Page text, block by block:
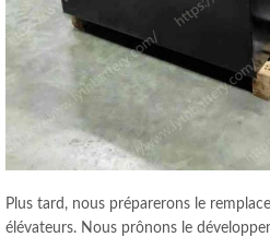
Plus tard, nous préparerons le
élévateurs. Nous prônons le